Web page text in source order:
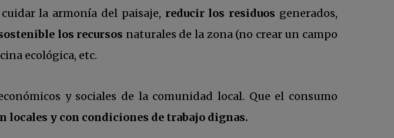
abre en una pestaña nueva
la armonía del paisaje, reducir los residuos generados,
los recursos naturales de la zona (no crear un campo
ecológica, etc.
y sociales de la comunidad local. Que el consumo
locales y con condiciones de trabajo dignas.